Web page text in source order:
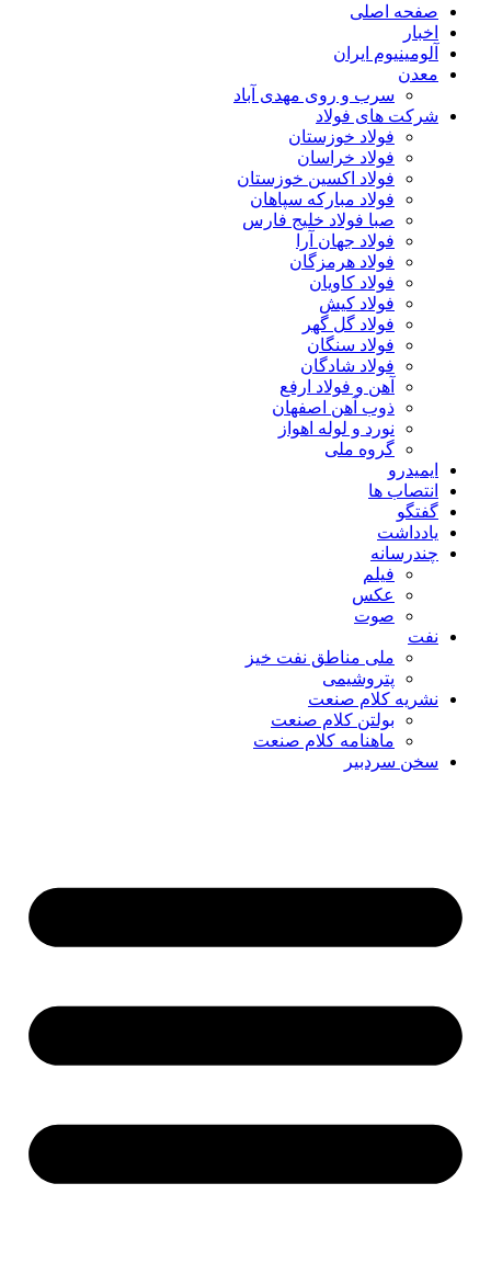
صفحه اصلی
اخبار
آلومینیوم ایران
معدن
سرب و روی مهدی آباد
شرکت های فولاد
فولاد خوزستان
فولاد خراسان
فولاد اکسین خوزستان
فولاد مبارکه سپاهان
صبا فولاد خلیج فارس
فولاد جهان آرا
فولاد هرمزگان
فولاد کاویان
فولاد کیش
فولاد گل گهر
فولاد سنگان
فولاد شادگان
آهن و فولاد ارفع
ذوب آهن اصفهان
نورد و لوله اهواز
گروه ملی
ایمیدرو
انتصاب ها
گفتگو
یادداشت
چندرسانه
فیلم
عکس
صوت
نفت
ملی مناطق نفت خیز
پتروشیمی
نشریه کلام صنعت
بولتن کلام صنعت
ماهنامه کلام صنعت
سخن سردبیر